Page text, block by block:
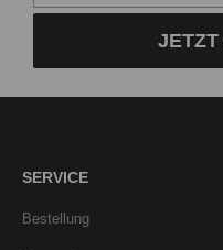
SERVICE
Bestellung